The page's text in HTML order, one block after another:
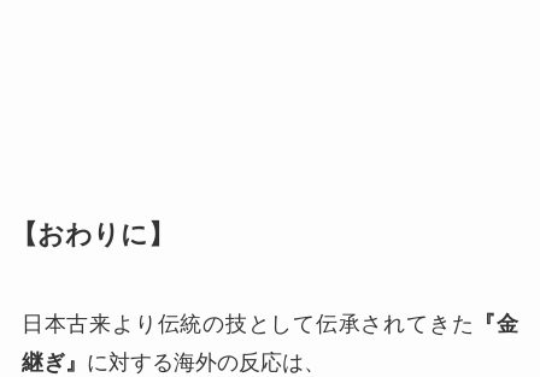
【おわりに】
日本古来より伝統の技として伝承されてきた
『金
継ぎ』 に対する海外の反応は、